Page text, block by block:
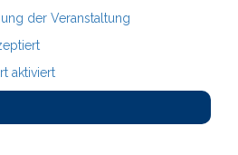
der Veranstaltung
aktiviert